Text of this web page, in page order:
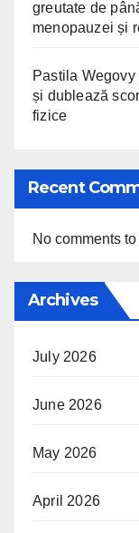
greutate de
menopauzei și
Pastila
și dublează
fizice
Recent
No comments to
Archives
July 2026
June 2026
May 2026
April 2026